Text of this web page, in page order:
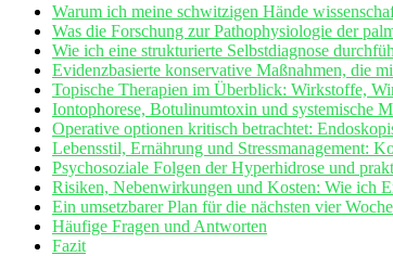
Warum ich meine schwitzigen Hände
Was ‌die Forschung zur Pathophysiologie der
Wie ich⁣ eine strukturierte Selbstdiagnose
Evidenzbasierte konservative Maßnahmen, ⁣die
Topische Therapien im Überblick: Wirkstoffe,
Iontophorese, Botulinumtoxin und systemische
Operative optionen kritisch betrachtet:
Lebensstil, Ernährung und Stressmanagement:
Psychosoziale Folgen der Hyperhidrose und
Risiken, Nebenwirkungen ⁣und Kosten: Wie⁣ ich
Ein ​umsetzbarer Plan für die ⁢nächsten vier​
Häufige Fragen und Antworten
Fazit